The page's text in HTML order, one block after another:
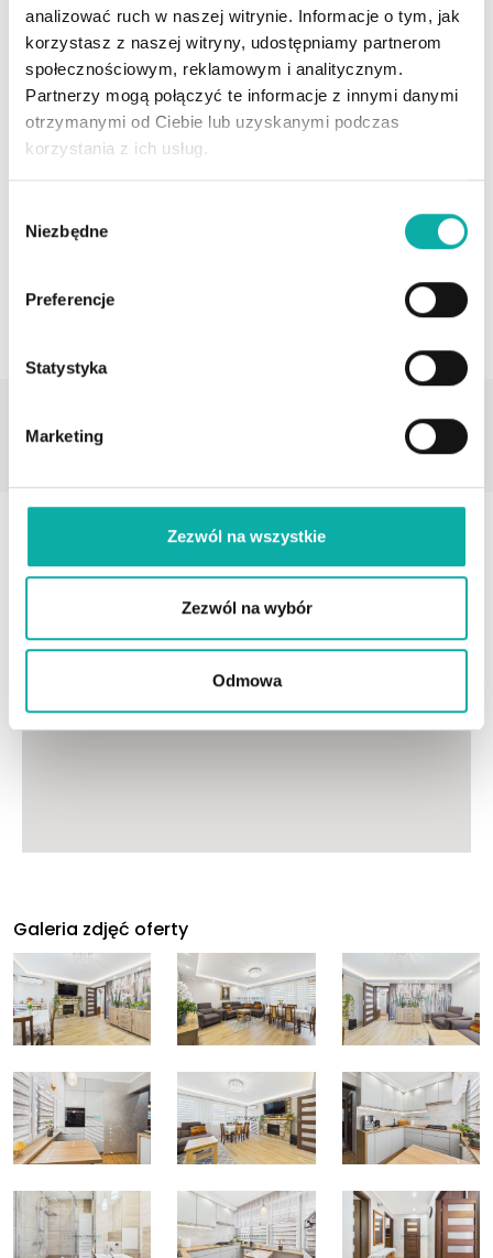
analizować ruch w naszej witrynie. Informacje o tym, jak
korzystasz z naszej witryny, udostępniamy partnerom
społecznościowym, reklamowym i analitycznym.
Partnerzy mogą połączyć te informacje z innymi danymi
otrzymanymi od Ciebie lub uzyskanymi podczas
korzystania z ich usług.
zgody
Niezbędne
Preferencje
Statystyka
Marketing
Zezwól na wszystkie
Zezwól na wybór
Odmowa
Krzysztof Żamojtuk
Doradca ds. Nieruchomości
570 767 111
krzysztof.zamojtuk@developergo.pl
Winda
Galeria zdjęć oferty